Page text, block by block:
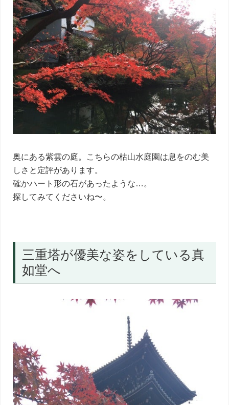
奥にある紫雲の庭。こちらの枯山水庭園は息をのむ美
しさと定評があります。
確かハート形の石があったような…。
探してみてくださいね〜。
三重塔が優美な姿をしている真
如堂へ